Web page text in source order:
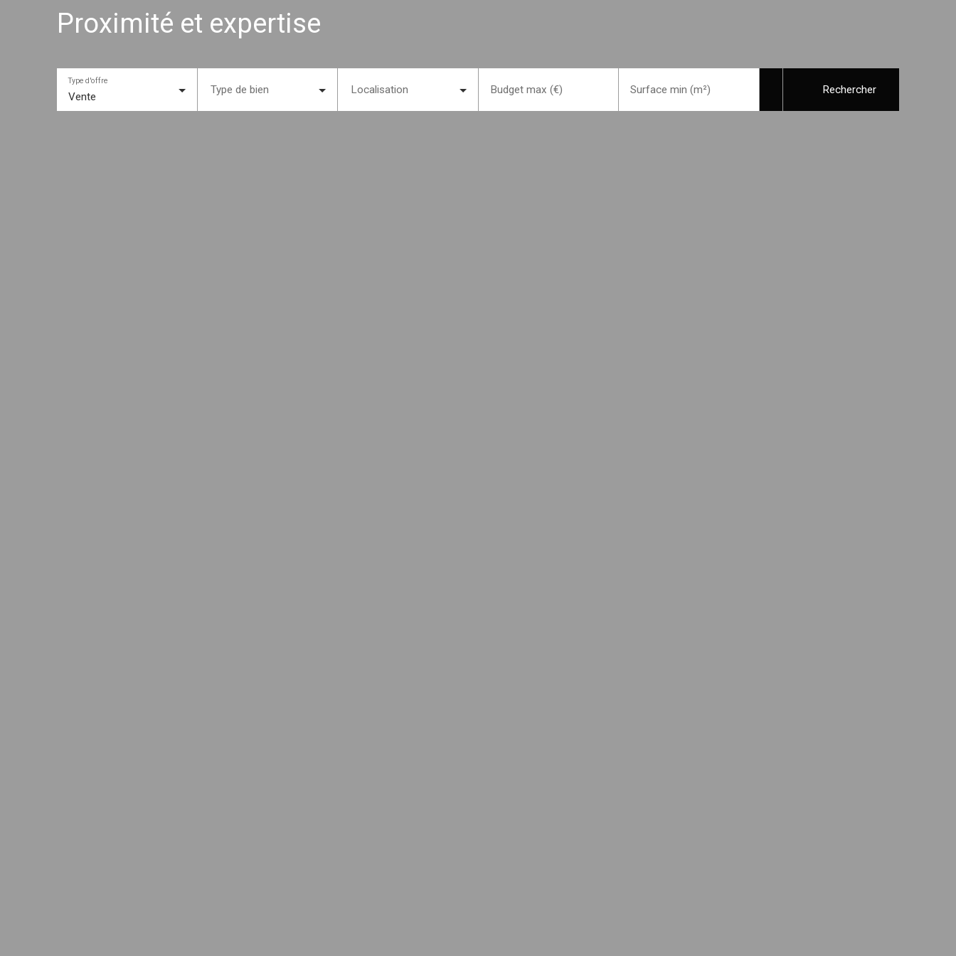
Proximité et expertise
Vente
Type d'offre
Type de bien Localisation Budget max (€) Surface min (m²) Rechercher